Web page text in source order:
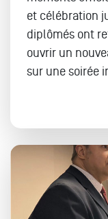
et célébration
diplômés ont
ouvrir un
sur une soirée